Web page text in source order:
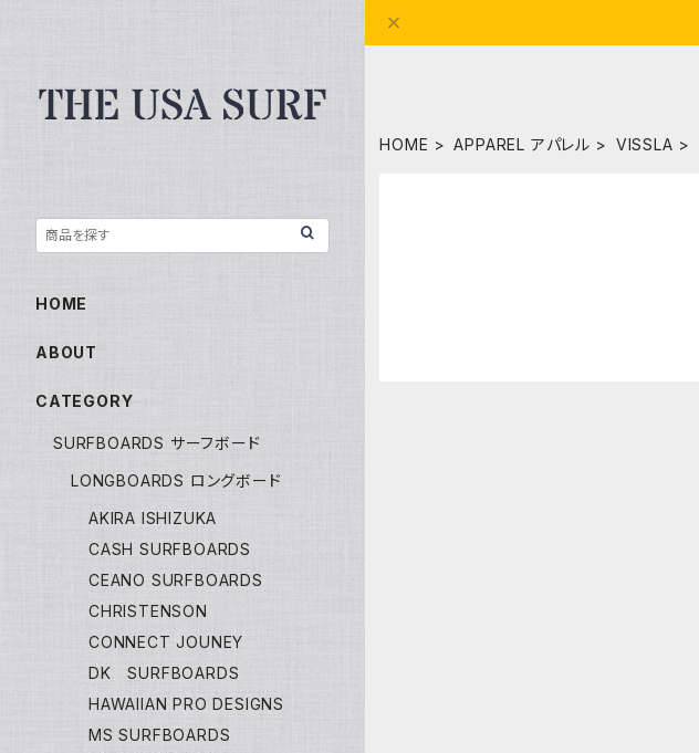
HOME APPAREL アパレル VISSLA
HOME
ABOUT
CATEGORY
SURFBOARDS サーフボード
LONGBOARDS ロングボード
AKIRA ISHIZUKA
CASH SURFBOARDS
CEANO SURFBOARDS
CHRISTENSON
CONNECT JOUNEY
DK SURFBOARDS
HAWAIIAN PRO DESIGNS
MS SURFBOARDS